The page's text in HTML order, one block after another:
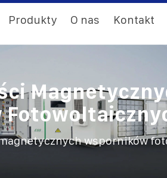
Produkty O nas Kontakt
wsporników